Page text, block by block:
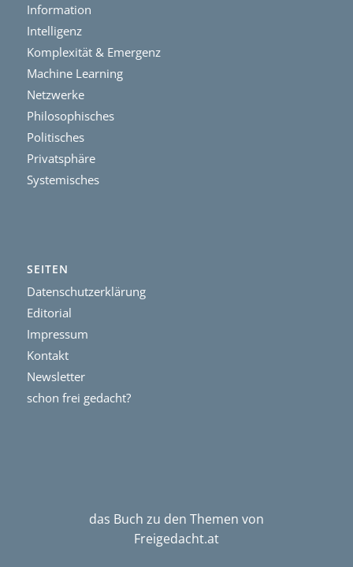
Information
Intelligenz
Komplexität & Emergenz
Machine Learning
Netzwerke
Philosophisches
Politisches
Privatsphäre
Systemisches
SEITEN
Datenschutzerklärung
Editorial
Impressum
Kontakt
Newsletter
schon frei gedacht?
das Buch zu den Themen von
Freigedacht.at